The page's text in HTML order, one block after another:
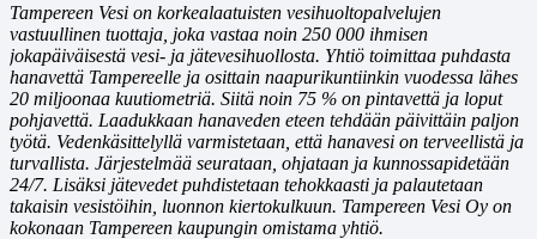
Tampereen Vesi on korkealaatuisten vesihuoltopalvelujen
vastuullinen tuottaja, joka vastaa noin 250 000 ihmisen
jokapäiväisestä vesi- ja jätevesihuollosta. Yhtiö toimittaa puhdasta
hanavettä Tampereelle ja osittain naapurikuntiinkin vuodessa lähes
20 miljoonaa kuutiometriä. Siitä noin 75 % on pintavettä ja loput
pohjavettä. Laadukkaan hanaveden eteen tehdään päivittäin paljon
työtä. Vedenkäsittelyllä varmistetaan, että hanavesi on terveellistä ja
turvallista. Järjestelmää seurataan, ohjataan ja kunnossapidetään
24/7. Lisäksi jätevedet puhdistetaan tehokkaasti ja palautetaan
takaisin vesistöihin, luonnon kiertokulkuun. Tampereen Vesi Oy on
kokonaan Tampereen kaupungin omistama yhtiö.